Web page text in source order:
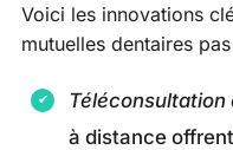
Voici les innovations
mutuelles dentaires
Téléconsultation
à distance